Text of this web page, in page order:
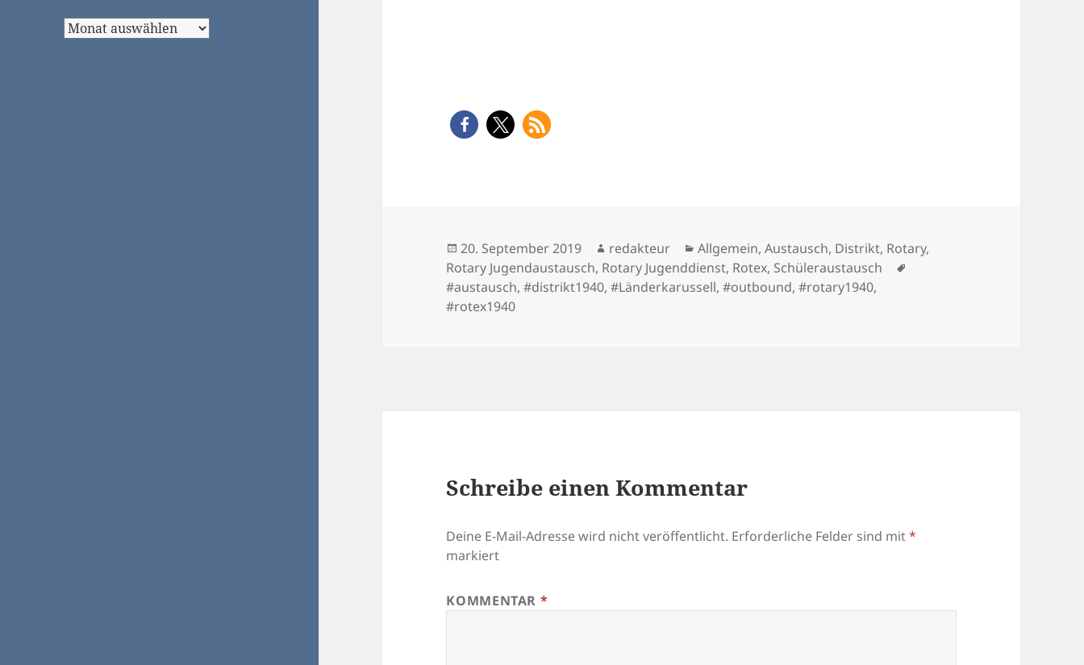
Archiv
Veröffentlicht
am
20. September 2019 Autor
redakteur Kategorien
Allgemein,Austausch, Distrikt, Rotary,
Rotary Jugendaustausch, Rotary Jugenddienst, Rotex, Schüleraustausch
#austausch,#distrikt1940,#Länderkarussell,#outbound,#rotary1940,
#rotex1940
Schreibe einen Kommentar
Deine E-Mail-Adresse wird nicht veröffentlicht. Erforderliche Felder sind mit*
markiert
KOMMENTAR *